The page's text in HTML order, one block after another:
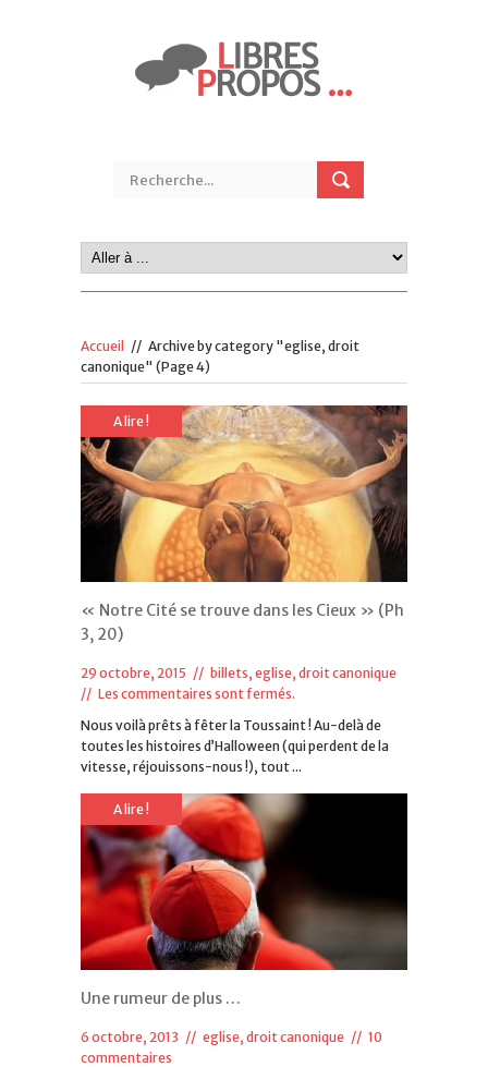
Accueil // Archive by category "eglise, droit
canonique" (Page 4)
A lire !
« Notre Cité se trouve dans les Cieux » (Ph
3, 20)
29 octobre, 2015 // billets, eglise, droit canonique
// Les commentaires sont fermés.
Nous voilà prêts à fêter la Toussaint ! Au-delà de
toutes les histoires d’Halloween (qui perdent de la
vitesse, réjouissons-nous !), tout ...
A lire !
Une rumeur de plus …
6 octobre, 2013 // eglise, droit canonique // 10
commentaires